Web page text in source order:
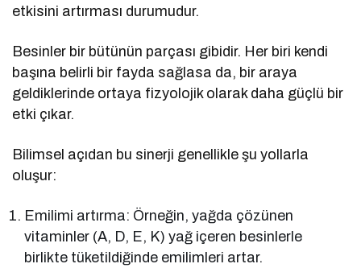
etkisini artırması durumudur.
Besinler bir bütünün parçası gibidir. Her biri kendi
başına belirli bir fayda sağlasa da, bir araya
geldiklerinde ortaya fizyolojik olarak daha güçlü bir
etki çıkar.
Bilimsel açıdan bu sinerji genellikle şu yollarla
oluşur:
Emilimi artırma: Örneğin, yağda çözünen
vitaminler (A, D, E, K) yağ içeren besinlerle
birlikte tüketildiğinde emilimleri artar.